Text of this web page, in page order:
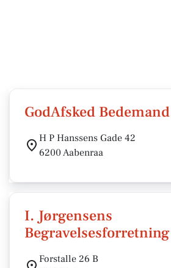
GodAfsked
H P Hanssens Gade 42
6200 Aabenraa
I. Jørgensens
Begravelsesforretning
Forstalle 26 B